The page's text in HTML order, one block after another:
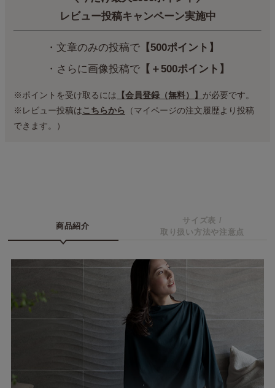
レビュー投稿キャンペーン実施中
・文章のみの投稿で【500ポイント】
・さらに画像投稿で【＋500ポイント】
※ポイントを受け取るには 【会員登録（無料）】 が必要です。
※レビュー投稿はこちらから （マイページの注文履歴より投稿
できます。）
商品紹介
サイズ表 /
取り扱い方法や注意点